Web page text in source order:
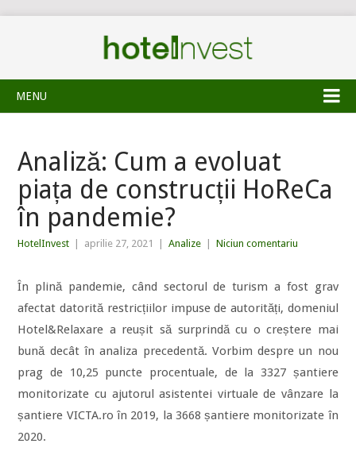
MENU
Analiză: Cum a evoluat
piața de construcții HoReCa
în pandemie?
HotelInvest aprilie 27, 2021 Analize Niciun comentariu
În plină pandemie, când sectorul de turism a fost grav
afectat datorită restricțiilor impuse de autorități, domeniul
Hotel&Relaxare a reușit să surprindă cu o creștere mai
bună decât în analiza precedentă. Vorbim despre un nou
prag de 10,25 puncte procentuale, de la 3327 șantiere
monitorizate cu ajutorul asistentei virtuale de vânzare la
șantiere VICTA.ro în 2019, la 3668 șantiere monitorizate în
2020.